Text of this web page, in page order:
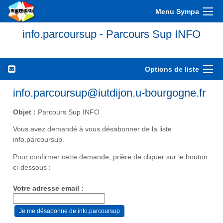
Menu Sympa
info.parcoursup - Parcours Sup INFO
Options de liste
info.parcoursup@iutdijon.u-bourgogne.fr
Objet : Parcours Sup INFO
Vous avez demandé à vous désabonner de la liste
info.parcoursup.
Pour confirmer cette demande, prière de cliquer sur le bouton
ci-dessous :
Votre adresse email :